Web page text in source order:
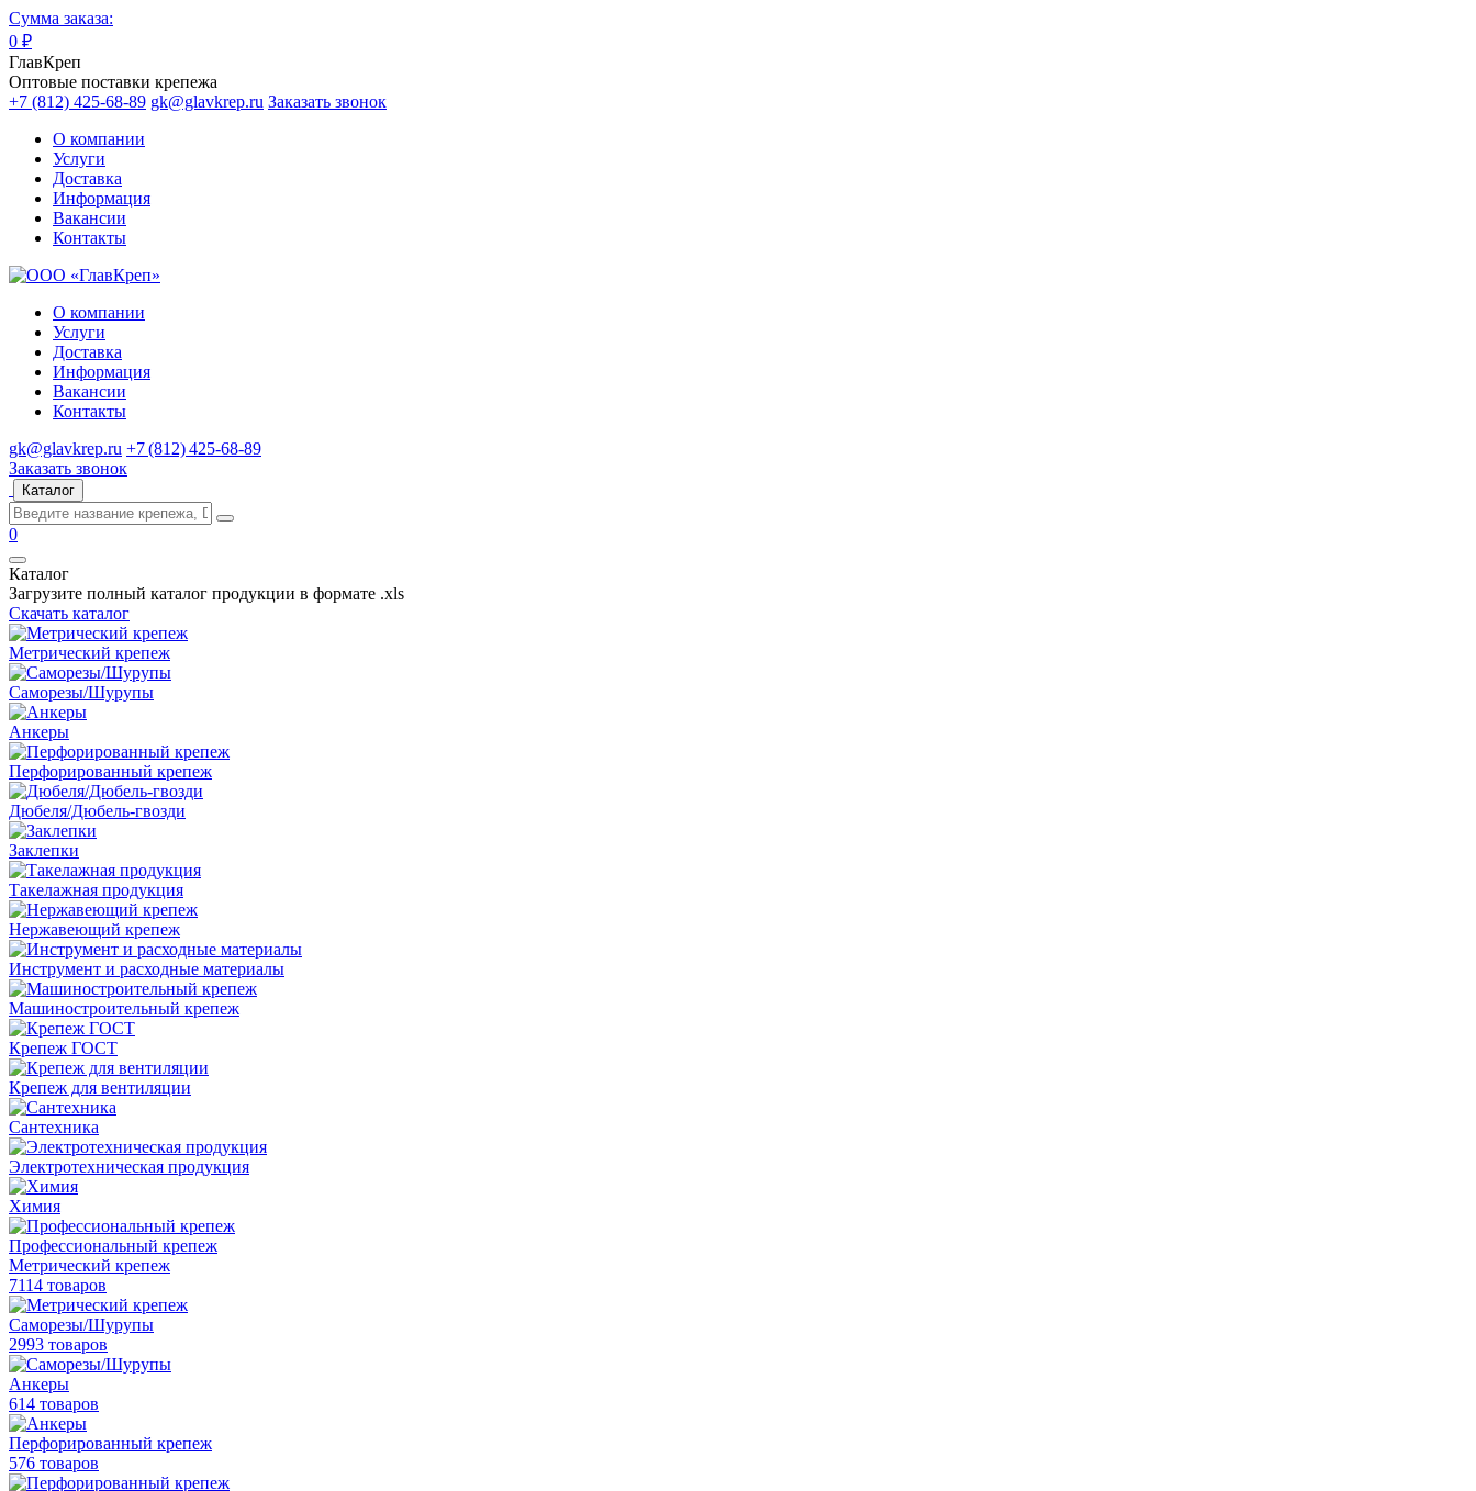
Сумма заказа:
0 ₽
ГлавКреп
Оптовые поставки крепежа
+7 (812) 425-68-89 gk@glavkrep.ru Заказать звонок
О компании
Услуги
Доставка
Информация
Вакансии
Контакты
О компании
Услуги
Доставка
Информация
Вакансии
Контакты
gk@glavkrep.ru +7 (812) 425-68-89
Заказать звонок
Каталог
0
Каталог
Загрузите полный каталог продукции в формате .xls
Скачать каталог
Метрический крепеж
Саморезы/Шурупы
Анкеры
Перфорированный крепеж
Дюбеля/Дюбель-гвозди
Заклепки
Такелажная продукция
Нержавеющий крепеж
Инструмент и расходные материалы
Машиностроительный крепеж
Крепеж ГОСТ
Крепеж для вентиляции
Сантехника
Электротехническая продукция
Химия
Профессиональный крепеж
Метрический крепеж
7114 товаров
Саморезы/Шурупы
2993 товаров
Анкеры
614 товаров
Перфорированный крепеж
576 товаров